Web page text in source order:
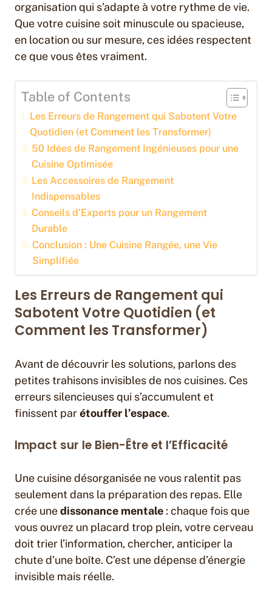
organisation qui s’adapte à votre rythme de vie.
Que votre cuisine soit minuscule ou spacieuse,
en location ou sur mesure, ces idées respectent
ce que vous êtes vraiment.
Table of Contents
Les Erreurs de Rangement qui Sabotent Votre
Quotidien (et Comment les Transformer)
50 Idées de Rangement Ingénieuses pour une
Cuisine Optimisée
Les Accessoires de Rangement
Indispensables
Conseils d’Experts pour un Rangement
Durable
Conclusion : Une Cuisine Rangée, une Vie
Simplifiée
Les Erreurs de Rangement qui
Sabotent Votre Quotidien (et
Comment les Transformer)
Avant de découvrir les solutions, parlons des
petites trahisons invisibles de nos cuisines. Ces
erreurs silencieuses qui s’accumulent et
finissent parétouffer l’espace.
Impact sur le Bien-Être et l’Efficacité
Une cuisine désorganisée ne vous ralentit pas
seulement dans la préparation des repas. Elle
crée unedissonance mentale : chaque fois que
vous ouvrez un placard trop plein, votre cerveau
doit trier l’information, chercher, anticiper la
chute d’une boîte. C’est une dépense d’énergie
invisible mais réelle.